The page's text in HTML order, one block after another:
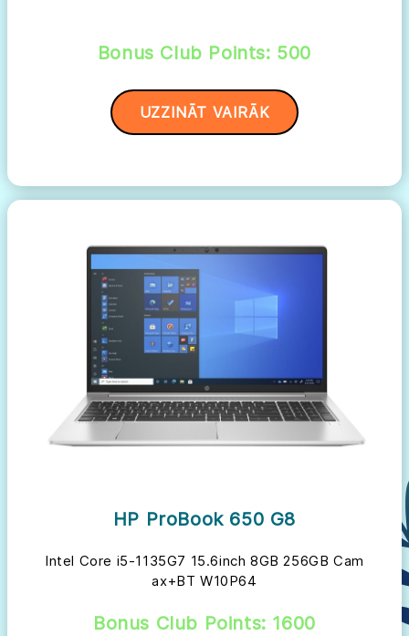
Bonus Club Points: 500
UZZINĀT VAIRĀK
HP ProBook 650 G8
Intel Core i5-1135G7 15.6inch 8GB 256GB Cam
ax+BT W10P64
Bonus Club Points: 1600